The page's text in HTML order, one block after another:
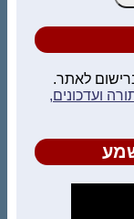
לאתר.
ועדכונים,